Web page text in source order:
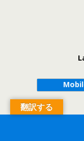
翻訳する